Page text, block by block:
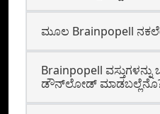
ಮೂಲ Brainpopell
Brainpopell
ಡೌನ್‌ಲೋಡ್